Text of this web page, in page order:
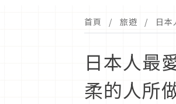
首頁 旅遊 日
日本人最
柔的人所